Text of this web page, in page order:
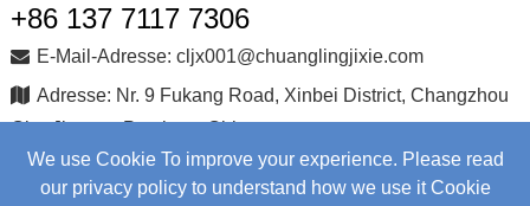
We use Cookie To improve your experience. Please read
our privacy policy to understand how we use it Cookie
+86 137 7117 7306
E-Mail-Adresse: cljx001@chuanglingjixie.com
Adresse: Nr. 9 Fukang Road, Xinbei District, Changzhou
City, Jiangsu Province, China